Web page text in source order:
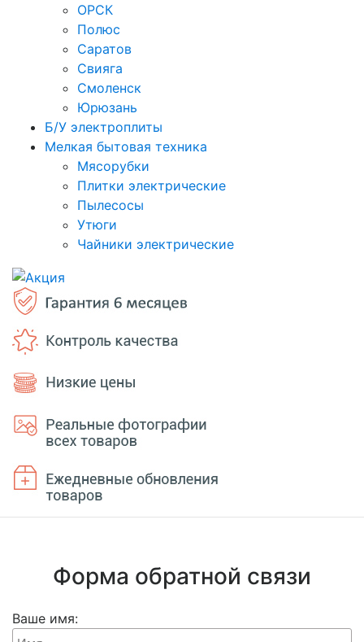
ОРСК
Полюс
Саратов
Свияга
Смоленск
Юрюзань
Б/У электроплиты
Мелкая бытовая техника
Мясорубки
Плитки электрические
Пылесосы
Утюги
Чайники электрические
Форма обратной связи
Ваше имя: